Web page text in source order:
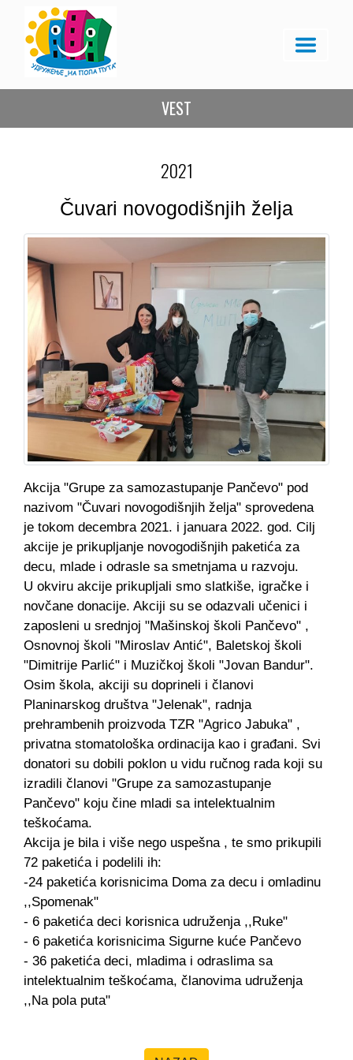
VEST
2021
Čuvari novogodišnjih želja
Akcija "Grupe za samozastupanje Pančevo" pod
nazivom "Čuvari novogodišnjih želja" sprovedena
je tokom decembra 2021. i januara 2022. god. Cilj
akcije je prikupljanje novogodišnjih paketića za
decu, mlade i odrasle sa smetnjama u razvoju.
U okviru akcije prikupljali smo slatkiše, igračke i
novčane donacije. Akciji su se odazvali učenici i
zaposleni u srednjoj "Mašinskoj školi Pančevo" ,
Osnovnoj školi "Miroslav Antić", Baletskoj školi
"Dimitrije Parlić" i Muzičkoj školi "Jovan Bandur".
Osim škola, akciji su doprineli i članovi
Planinarskog društva "Jelenak", radnja
prehrambenih proizvoda TZR "Agrico Jabuka" ,
privatna stomatološka ordinacija kao i građani. Svi
donatori su dobili poklon u vidu ručnog rada koji su
izradili članovi "Grupe za samozastupanje
Pančevo" koju čine mladi sa intelektualnim
teškoćama.
Akcija je bila i više nego uspešna , te smo prikupili
72 paketića i podelili ih:
-24 paketića korisnicima Doma za decu i omladinu
,,Spomenak"
- 6 paketića deci korisnica udruženja ,,Ruke"
- 6 paketića korisnicima Sigurne kuće Pančevo
- 36 paketića deci, mladima i odraslima sa
intelektualnim teškoćama, članovima udruženja
,,Na pola puta"